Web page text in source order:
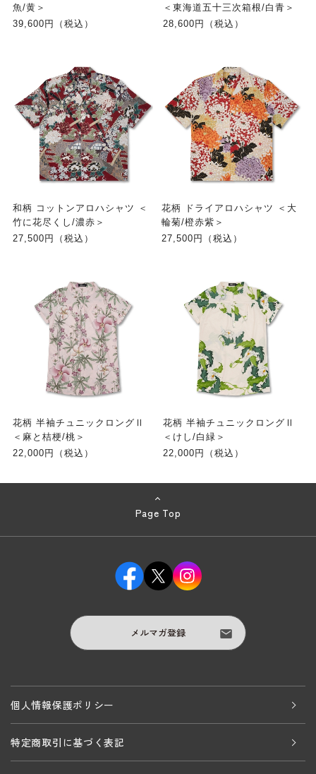
魚/黄＞
39,600円（税込）
＜東海道五十三次箱根/白青＞
28,600円（税込）
和柄 コットンアロハシャツ ＜
竹に花尽くし/濃赤＞
27,500円（税込）
花柄 ドライアロハシャツ ＜大
輪菊/橙赤紫＞
27,500円（税込）
花柄 半袖チュニックロングⅡ
＜麻と桔梗/桃＞
22,000円（税込）
花柄 半袖チュニックロングⅡ
＜けし/白緑＞
22,000円（税込）
Page Top
メルマガ登録
個人情報保護ポリシー
特定商取引に基づく表記